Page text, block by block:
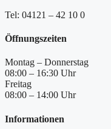
Tel: 04121 – 42 10 0
Öffnungszeiten
Montag – Donnerstag
08:00 – 16:30 Uhr
Freitag
08:00 – 14:00 Uhr
Informationen